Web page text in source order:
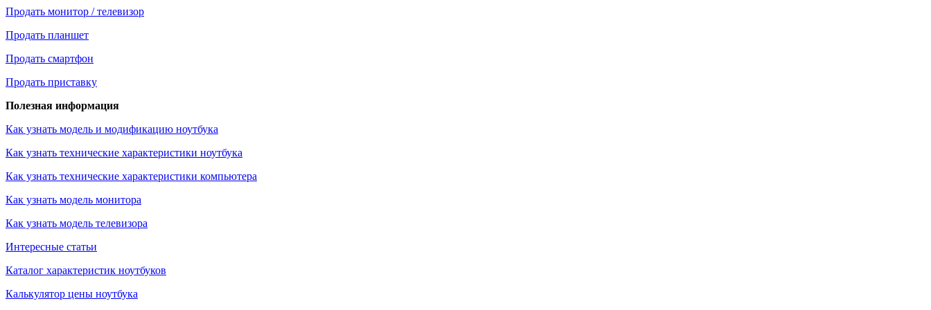
Продать монитор / телевизор
Продать планшет
Продать смартфон
Продать приставку
Полезная информация
Как узнать модель и модификацию ноутбука
Как узнать технические характеристики ноутбука
Как узнать технические характеристики компьютера
Как узнать модель монитора
Как узнать модель телевизора
Интересные статьи
Каталог характеристик ноутбуков
Калькулятор цены ноутбука